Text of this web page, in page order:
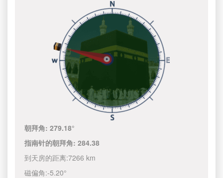
朝拜角:279.18°
指南针的朝拜角:284.38
到天房的距离:7266 km
磁偏角:-5.20°